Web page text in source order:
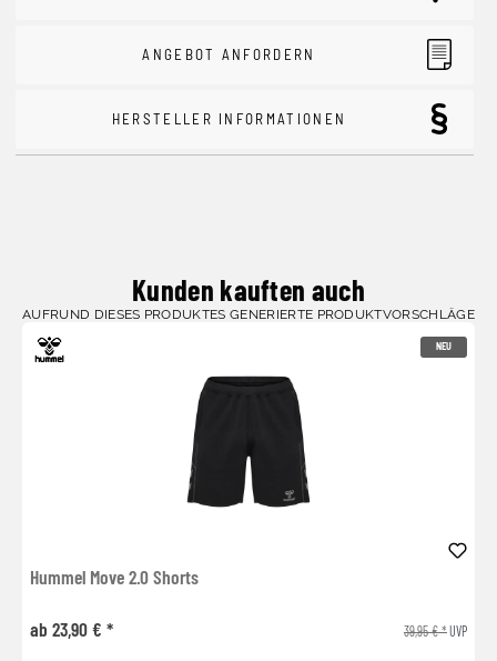
ANGEBOT ANFORDERN
HERSTELLER INFORMATIONEN
Kunden kauften auch
AUFRUND DIESES PRODUKTES GENERIERTE PRODUKTVORSCHLÄGE
NEU
Hummel Move 2.0 Shorts
ab 23,90 € * 39,95 € *UVP